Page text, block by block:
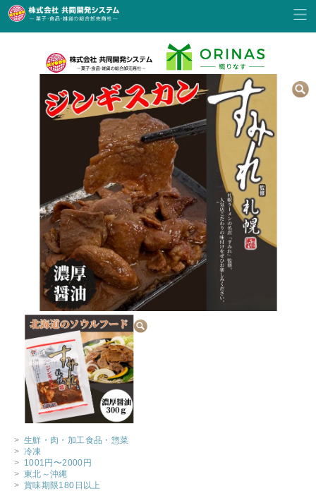
> 生鮮・肉・加工食品・惣菜
> 冷凍
> 1001円〜2000円
> 東北～沖縄
> 賞味期限180日以上